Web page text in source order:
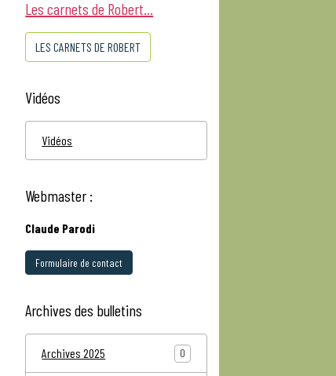
Les carnets de Robert...
LES CARNETS DE ROBERT
Vidéos
Vidéos
Webmaster :
Claude Parodi
Formulaire de contact
Archives des bulletins
Archives 2025 0